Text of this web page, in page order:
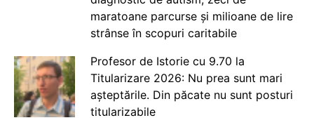
maratoane parcurse și milioane de lire
strânse în scopuri caritabile
Profesor de Istorie cu 9.70 la
Titularizare 2026: Nu prea sunt mari
așteptările. Din păcate nu sunt posturi
titularizabile